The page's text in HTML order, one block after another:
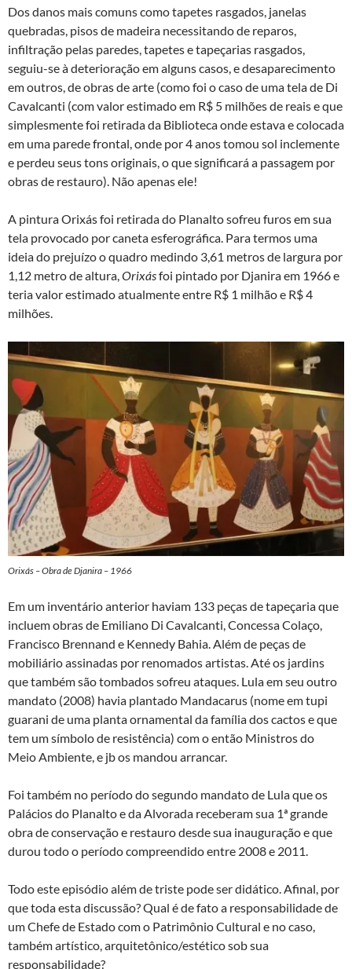
Dos danos mais comuns como tapetes rasgados, janelas
quebradas, pisos de madeira necessitando de reparos,
infiltração pelas paredes, tapetes e tapeçarias rasgados,
seguiu-se à deterioração em alguns casos, e desaparecimento
em outros, de obras de arte (como foi o caso de uma tela de Di
Cavalcanti (com valor estimado em R$ 5 milhões de reais e que
simplesmente foi retirada da Biblioteca onde estava e colocada
em uma parede frontal, onde por 4 anos tomou sol inclemente
e perdeu seus tons originais, o que significará a passagem por
obras de restauro). Não apenas ele!
A pintura Orixás foi retirada do Planalto sofreu furos em sua
tela provocado por caneta esferográfica. Para termos uma
ideia do prejuízo o quadro medindo 3,61 metros de largura por
1,12 metro de altura,Orixásfoi pintado por Djanira em 1966 e
teria valor estimado atualmente entre R$ 1 milhão e R$ 4
milhões.
Orixás – Obra de Djanira – 1966
Em um inventário anterior haviam 133 peças de tapeçaria que
incluem obras de Emiliano Di Cavalcanti, Concessa Colaço,
Francisco Brennand e Kennedy Bahia. Além de peças de
mobiliário assinadas por renomados artistas. Até os jardins
que também são tombados sofreu ataques. Lula em seu outro
mandato (2008) havia plantado Mandacarus (nome em tupi
guarani de uma planta ornamental da família dos cactos e que
tem um símbolo de resistência) com o então Ministros do
Meio Ambiente, e jb os mandou arrancar.
Foi também no período do segundo mandato de Lula que os
Palácios do Planalto e da Alvorada receberam sua 1ª grande
obra de conservação e restauro desde sua inauguração e que
durou todo o período compreendido entre 2008 e 2011.
Todo este episódio além de triste pode ser didático. Afinal, por
que toda esta discussão? Qual é de fato a responsabilidade de
um Chefe de Estado com o Patrimônio Cultural e no caso,
também artístico, arquitetônico/estético sob sua
responsabilidade?